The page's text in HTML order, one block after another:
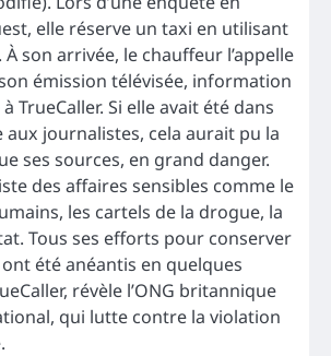
elle réserve un taxi en utilisant
son arrivée, le chauffeur l’appelle
émission télévisée, information
TrueCaller. Si elle avait été dans
aux journalistes, cela aurait pu la
ses sources, en grand danger.
des affaires sensibles comme le
les cartels de la drogue, la
Tous ses efforts pour conserver
été anéantis en quelques
révèle l’ONG britannique
qui lutte contre la violation